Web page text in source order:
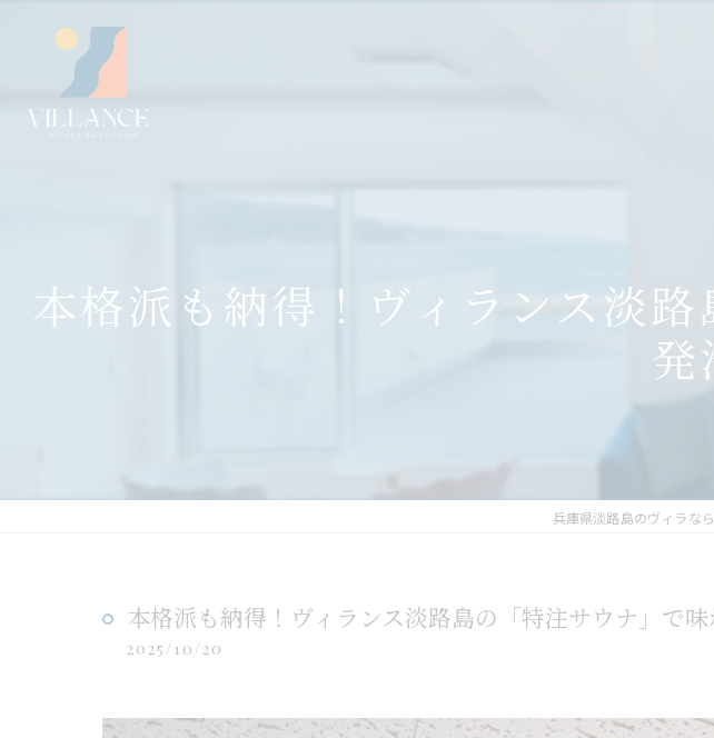
本格派も納得！ヴィランス淡
発
兵庫県淡路島のヴィラな
本格派も納得！ヴィランス淡路島の「特注サウナ」で
2025/10/20